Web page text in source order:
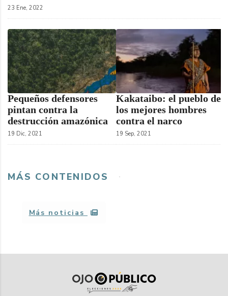
23 Ene, 2022
Pequeños defensores
pintan contra la
destrucción amazónica
19 Dic, 2021
Kakataibo: el pueblo de
los mejores hombres
contra el narco
19 Sep, 2021
MÁS CONTENIDOS
Más noticias